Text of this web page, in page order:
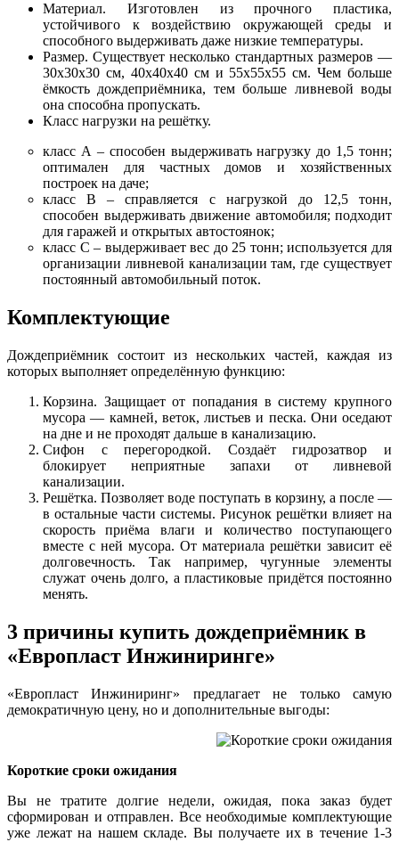
Материал. Изготовлен из прочного пластика,
устойчивого к воздействию окружающей среды и
способного выдерживать даже низкие температуры.
Размер. Существует несколько стандартных размеров —
30х30х30 см, 40х40х40 см и 55х55х55 см. Чем больше
ёмкость дождеприёмника, тем больше ливневой воды
она способна пропускать.
Класс нагрузки на решётку.
класс А – способен выдерживать нагрузку до 1,5 тонн;
оптимален для частных домов и хозяйственных
построек на даче;
класс В – справляется с нагрузкой до 12,5 тонн,
способен выдерживать движение автомобиля; подходит
для гаражей и открытых автостоянок;
класс С – выдерживает вес до 25 тонн; используется для
организации ливневой канализации там, где существует
постоянный автомобильный поток.
Комплектующие
Дождеприёмник состоит из нескольких частей, каждая из
которых выполняет определённую функцию:
Корзина. Защищает от попадания в систему крупного
мусора — камней, веток, листьев и песка. Они оседают
на дне и не проходят дальше в канализацию.
Сифон с перегородкой. Создаёт гидрозатвор и
блокирует неприятные запахи от ливневой
канализации.
Решётка. Позволяет воде поступать в корзину, а после —
в остальные части системы. Рисунок решётки влияет на
скорость приёма влаги и количество поступающего
вместе с ней мусора. От материала решётки зависит её
долговечность. Так например, чугунные элементы
служат очень долго, а пластиковые придётся постоянно
менять.
3 причины купить дождеприёмник в
«Европласт Инжиниринге»
«Европласт Инжиниринг» предлагает не только самую
демократичную цену, но и дополнительные выгоды:
Короткие сроки ожидания
Вы не тратите долгие недели, ожидая, пока заказ будет
сформирован и отправлен. Все необходимые комплектующие
уже лежат на нашем складе. Вы получаете их в течение 1-3